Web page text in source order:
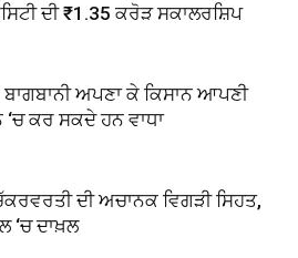
ਦੀ ₹1.35 ਕਰੋੜ ਸਕਾਲਰਸ਼ਿਪ
ਅਪਣਾ ਕੇ ਕਿਸਾਨ ਆਪਣੀ
ਕਰ ਸਕਦੇ ਹਨ ਵਾਧਾ
ਦੀ ਅਚਾਨਕ ਵਿਗੜੀ ਸਿਹਤ,
‘ਚ ਦਾਖ਼ਲ